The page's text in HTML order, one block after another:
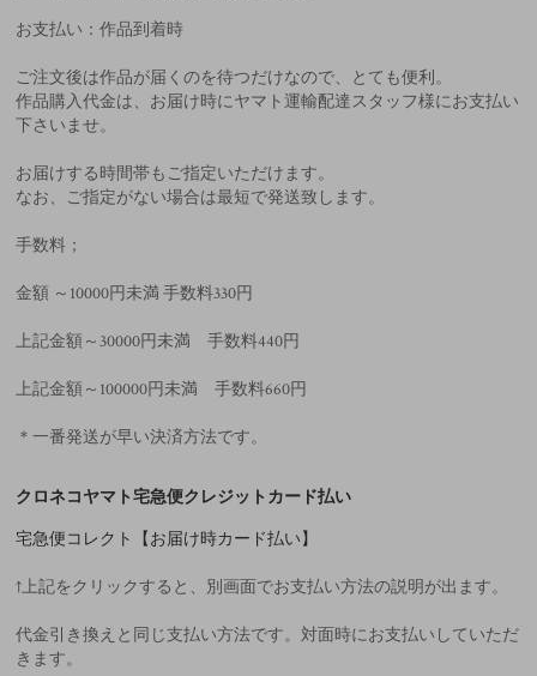
お支払い：作品到着時
ご注文後は作品が届くのを待つだけなので、とても便利。
作品購入代金は、お届け時にヤマト運輸配達スタッフ様にお支払い
下さいませ。
お届けする時間帯もご指定いただけます。
なお、ご指定がない場合は最短で発送致します。
手数料；
金額 ～10000円未満 手数料330円
上記金額～30000円未満 手数料440円
上記金額～100000円未満 手数料660円
＊一番発送が早い決済方法です。
クロネコヤマト宅急便クレジットカード払い
宅急便コレクト【お届け時カード払い】
↑上記をクリックすると、別画面でお支払い方法の説明が出ます。
代金引き換えと同じ支払い方法です。対面時にお支払いしていただ
きます。